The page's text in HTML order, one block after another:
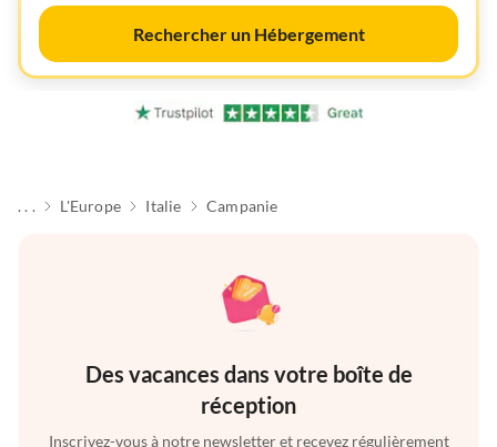
Rechercher un Hébergement
. . . L'Europe Italie Campanie
Des vacances dans votre boîte de
réception
Inscrivez-vous à notre newsletter et recevez régulièrement